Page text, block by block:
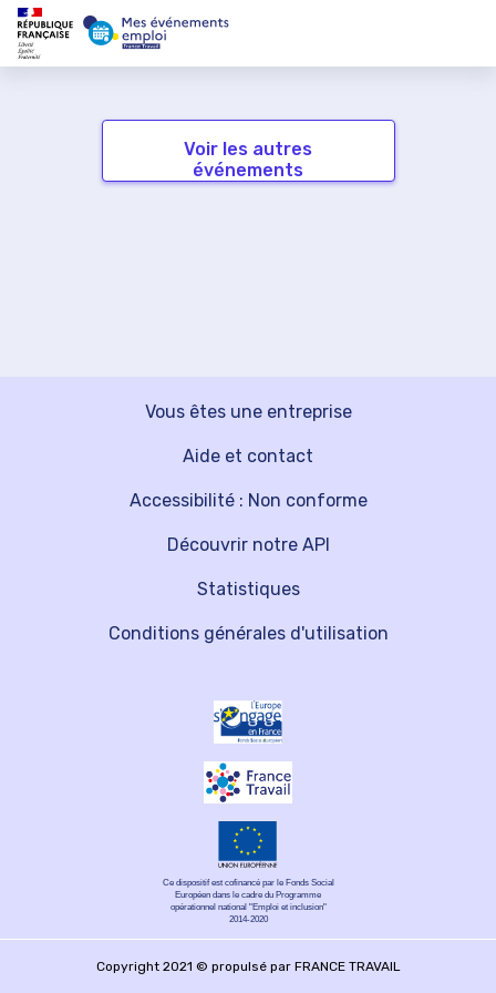
Voir les autres
événements
Vous êtes une entreprise
Découvrir notre API
Aide et contact
Statistiques
Accessibilité : Non conforme
Conditions générales d'utilisation
Ce dispositif est cofinancé par le Fonds Social
Européen dans le cadre du Programme
opérationnel national "Emploi et inclusion"
2014-2020
Copyright 2021 © propulsé par FRANCE TRAVAIL